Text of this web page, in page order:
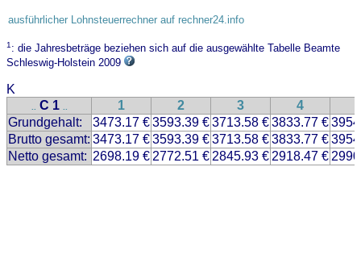
ausführlicher Lohnsteuerrechner auf rechner24.info
1: die Jahresbeträge beziehen sich auf die ausgewählte Tabelle Beamte
Schleswig-Holstein 2009
K
.. C 1 .. 1 2 3 4
Grundgehalt:
3473.17 €3593.39 €3713.58 €3833.77 €
Brutto gesamt: 3473.17 €3593.39 €3713.58 €3833.77 €
Netto gesamt: 2698.19 € 2772.51 € 2845.93 € 2918.47 €